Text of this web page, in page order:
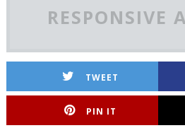
RESPONSIVE
TWEET
PIN IT